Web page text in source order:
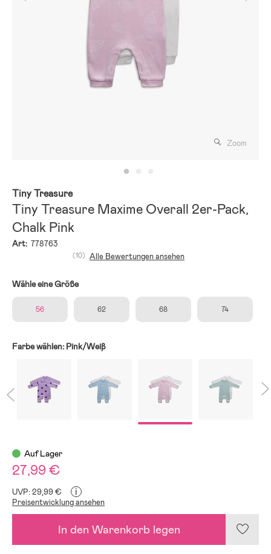
Zoom
Tiny Treasure
Tiny Treasure Maxime Overall 2er-Pack,
Chalk Pink
Art: 778763
(10) Alle Bewertungen ansehen
Wähle eine Größe
56 62 68 74
Farbe wählen: Pink/Weiβ
Auf Lager
27,99 €
UVP: 29,99 € i
Preisentwicklung ansehen
In den Warenkorb legen